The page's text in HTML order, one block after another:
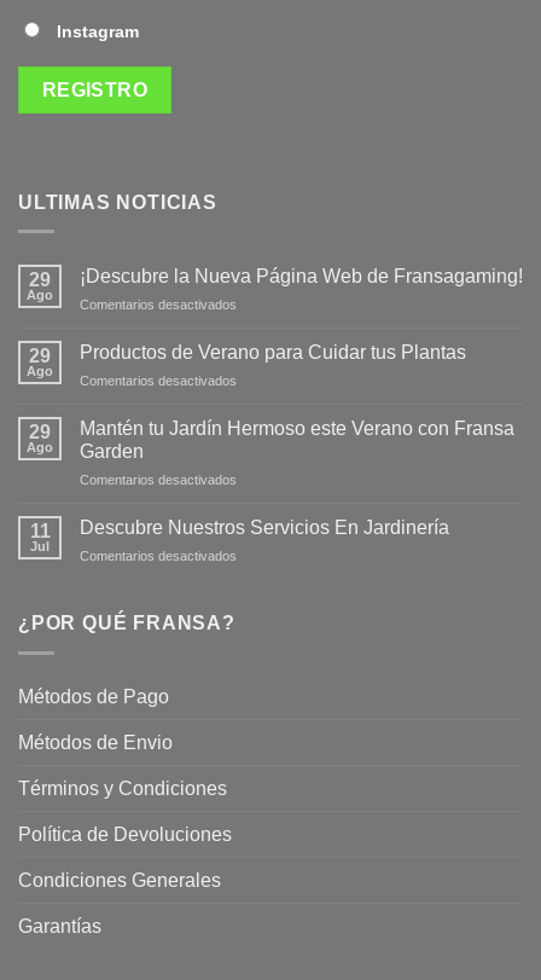
Instagram
ULTIMAS NOTICIAS
29
Ago
¡Descubre la Nueva Página Web de Fransagaming!
Comentarios desactivados
Nueva
de
29
Ago
Productos de Verano para Cuidar tus Plantas
Comentarios desactivados
de
Plantas
29
Ago
Mantén tu Jardín Hermoso este Verano con Fransa
Garden
Comentarios desactivados
11
Jul
Descubre Nuestros Servicios En Jardinería
Comentarios desactivados
¿POR QUÉ FRANSA?
Métodos de Pago
Métodos de Envio
Términos y Condiciones
Política de Devoluciones
Condiciones Generales
Garantías